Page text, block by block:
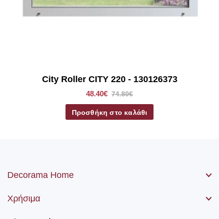
City Roller CITY 220 - 130126373
48.40€ 74.80€
Προσθήκη στο καλάθι
Decorama Home
Χρήσιμα